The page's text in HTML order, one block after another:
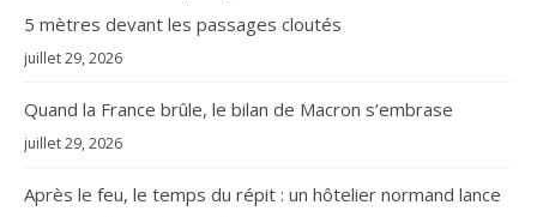
5 mètres devant les passages cloutés
juillet 29, 2026
Quand la France brûle, le bilan de Macron s’embrase
juillet 29, 2026
Après le feu, le temps du répit : un hôtelier normand lance